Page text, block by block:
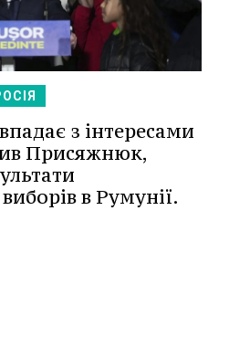
з інтересами
Присяжнюк,
в Румунії.